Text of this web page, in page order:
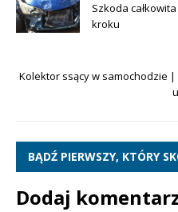
Szkoda
kroku
Kolektor ssący w samochodzie
BĄDŹ PIERWSZY, KTÓRY
Dodaj